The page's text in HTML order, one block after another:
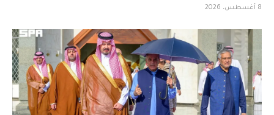
8 أغسطس، 2026